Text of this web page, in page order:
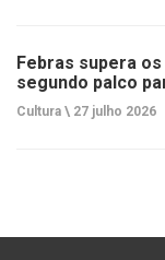
Febras supera
segundo palco
Cultura \ 27 julho 2026